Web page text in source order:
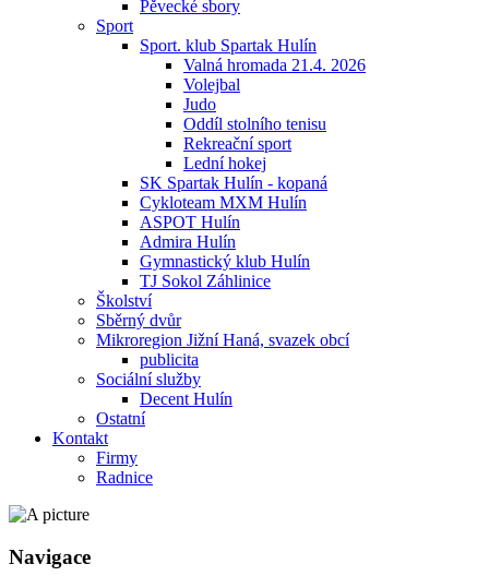
Pěvecké sbory
Sport
Sport. klub Spartak Hulín
Valná hromada 21.4. 2026
Volejbal
Judo
Oddíl stolního tenisu
Rekreační sport
Lední hokej
SK Spartak Hulín - kopaná
Cykloteam MXM Hulín
ASPOT Hulín
Admira Hulín
Gymnastický klub Hulín
TJ Sokol Záhlinice
Školství
Sběrný dvůr
Mikroregion Jižní Haná, svazek obcí
publicita
Sociální služby
Decent Hulín
Ostatní
Kontakt
Firmy
Radnice
Navigace